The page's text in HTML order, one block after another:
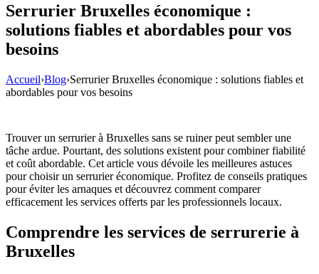
Serrurier Bruxelles économique :
solutions fiables et abordables pour vos
besoins
Accueil›Blog›Serrurier Bruxelles économique : solutions fiables et
abordables pour vos besoins
Trouver un serrurier à Bruxelles sans se ruiner peut sembler une
tâche ardue. Pourtant, des solutions existent pour combiner fiabilité
et coût abordable. Cet article vous dévoile les meilleures astuces
pour choisir un serrurier économique. Profitez de conseils pratiques
pour éviter les arnaques et découvrez comment comparer
efficacement les services offerts par les professionnels locaux.
Comprendre les services de serrurerie à
Bruxelles